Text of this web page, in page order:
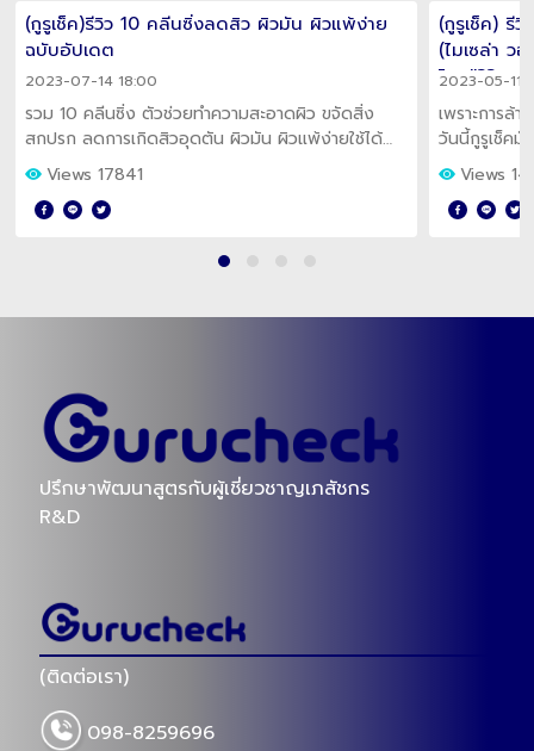
(กูรูเช็ค)รีวิว 10 คลีนซิ่งลดสิว ผิวมัน ผิวแพ้ง่าย
ฉบับอัปเดต
2023-07-14 18:00
รวม 10 คลีนซิ่ง ตัวช่วยทำความสะอาดผิว ขจัดสิ่ง
สกปรก ลดการเกิดสิวอุดตัน ผิวมัน ผิวแพ้ง่ายใช้ได้
อยากรู้ว่ามีตัวไหนบ้าง มาดูกัน
Views 17841
(กูรูเช็ค) รี
(ไมเซล่า ว
โยน!!??
2023-05-11
เพราะการล้
วันนี้กูรูเช็คมั
Water เช็ดส
Views
ปรึกษาพัฒนาสูตรกับผู้เชี่ยวชาญเภสัชกร
R&D
(ติดต่อเรา)
098-8259696